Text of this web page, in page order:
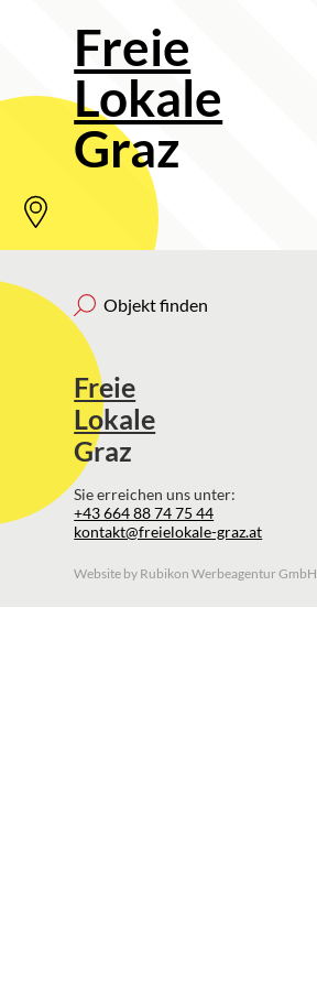
Freie
Lokale
Graz
Objekt finden
Freie
Lokale
Graz
Sie erreichen uns unter:
+43 664 88 74 75 44
kontakt@freielokale-graz.at
Website by Rubikon Werbeagentur GmbH